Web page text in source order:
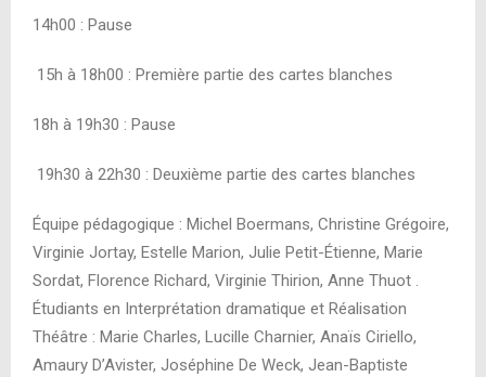
14h00 : Pause
15h à 18h00 : Première partie des cartes blanches
18h à 19h30 : Pause
19h30 à 22h30 : Deuxième partie des cartes blanches
Équipe pédagogique : Michel Boermans, Christine Grégoire,
Virginie Jortay, Estelle Marion, Julie Petit-Étienne, Marie
Sordat, Florence Richard, Virginie Thirion, Anne Thuot .
Étudiants en Interprétation dramatique et Réalisation
Théâtre : Marie Charles, Lucille Charnier, Anaïs Ciriello,
Amaury D’Avister, Joséphine De Weck, Jean-Baptiste